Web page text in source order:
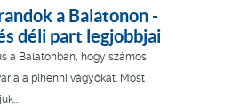
a Balatonon -
déli part legjobbjai
a Balatonban, hogy számos
a pihenni vágyókat. Most